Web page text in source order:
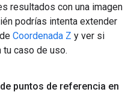
resultados con una imagen
podrías intenta extender
Coordenada Z y ver si
tu caso de uso.
puntos de referencia en